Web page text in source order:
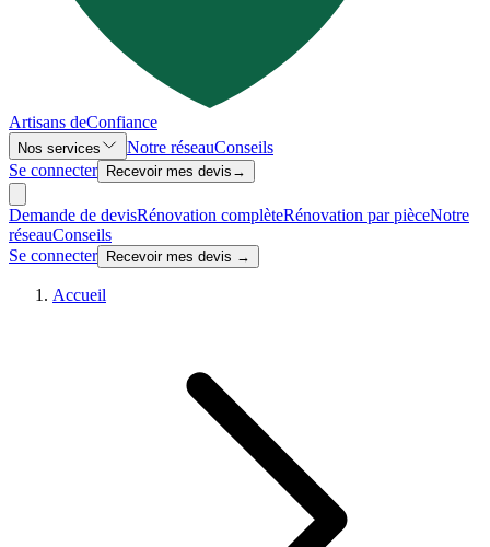
Artisans deConfiance
Nos services Notre réseauConseils
Se connecter
Recevoir mes devis →
Demande de devisRénovation complèteRénovation par pièceNotre
réseauConseils
Se connecter
Recevoir mes devis →
Accueil